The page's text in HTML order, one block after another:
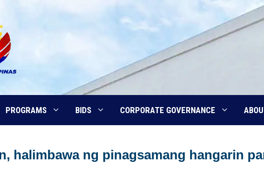
PROGRAMS BIDS CORPORATE GOVERNANCE
halimbawa ng pinagsamang hangarin